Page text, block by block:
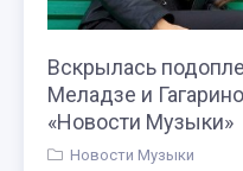
Вскрылась
Меладзе и
«Новости Музыки»
Новости Музыки